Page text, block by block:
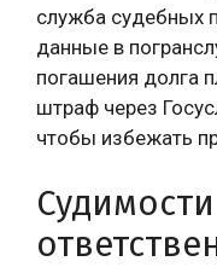
служба судебных
данные в
погашения долга
штраф через
чтобы избежать